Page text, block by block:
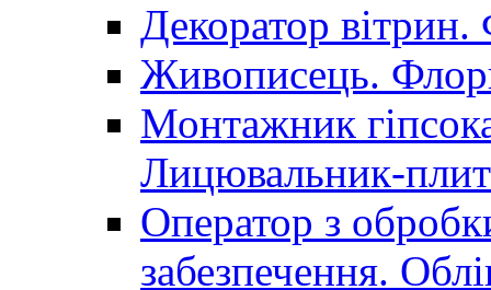
Декоратор вітрин.
Живописець.
Монтажник
Лицювальник-
Оператор з
забезпечення.